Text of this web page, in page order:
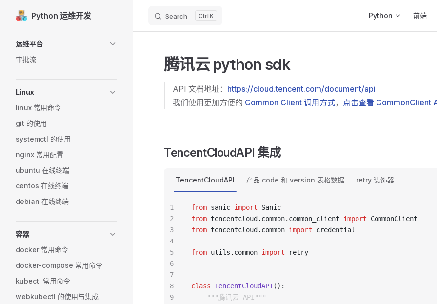
Skip to content
Python 运维开发 Search K Python 前端
运维平台
审批流
Linux
linux 常用命令
git 的使用
systemctl 的使用
nginx 常用配置
ubuntu 在线终端
centos 在线终端
debian 在线终端
容器
docker 常用命令
docker-compose 常用命令
kubectl 常用命令
webkubectl 的使用与集成
腾讯云 python sdk
API 文档地址： https://cloud.tencent.com/document/api
我们使用更加方便的 Common Client 调用方式， 点击查看 CommonClient
TencentCloudAPI 集成
TencentCloudAPI 产品 code 和 version 表格数据 retry 装饰器
from sanic import Sanic
from tencentcloud . common. common_client import CommonClient
from tencentcloud . common import credential
from utils . common import retry
class TencentCloudAPI ():
    """腾讯云 API"""
1
2
3
4
5
6
7
8
9